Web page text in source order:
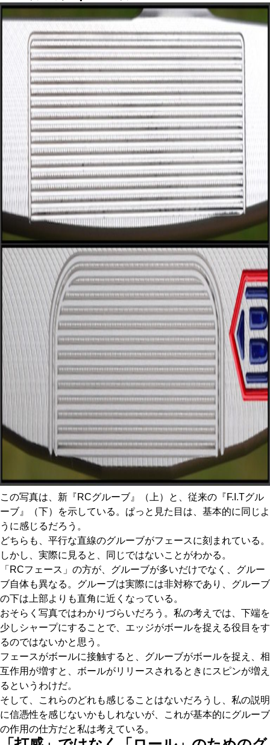
この写真は、新『RCグルーブ』（上）と、従来の『F.I.Tグル
ーブ』（下）を示している。ぱっと見た目は、基本的に同じよ
うに感じるだろう。
どちらも、平行な直線のグルーブがフェースに刻まれている。
しかし、実際に見ると、同じではないことがわかる。
「RCフェース」の方が、グルーブが多いだけでなく、グルー
ブ自体も異なる。グルーブは実際には非対称であり、グルーブ
の下は上部よりも直角に近くなっている。
おそらく写真ではわかりづらいだろう。私の考えでは、下端を
少しシャープにすることで、エッジがボールを捉える役目をす
るのではないかと思う。
フェースがボールに接触すると、グルーブがボールを捉え、相
互作用が増すと、ボールがリリースされるときにスピンが増え
るというわけだ。
そして、これらのどれも感じることはないだろうし、私の説明
に信憑性を感じないかもしれないが、これが基本的にグルーブ
の作用の仕方だと私は考えている。